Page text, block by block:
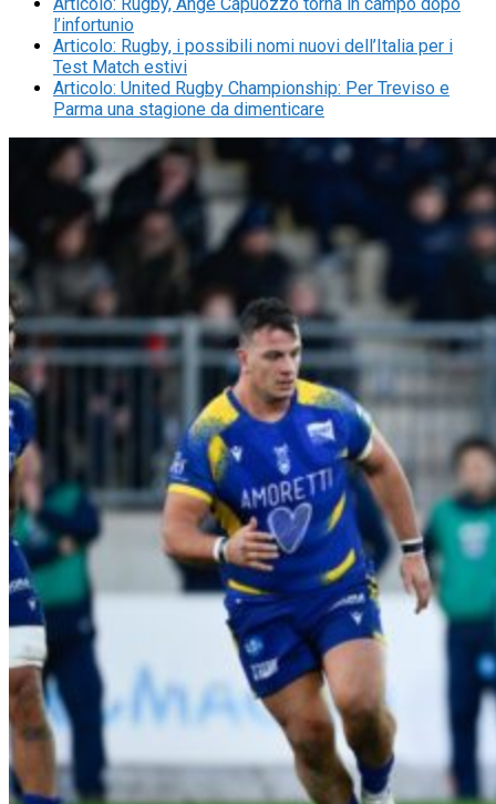
l’infortunio
Articolo: Rugby, i possibili nomi nuovi dell’Italia per i
Test Match estivi
Articolo: United Rugby Championship: Per Treviso e
Parma una stagione da dimenticare